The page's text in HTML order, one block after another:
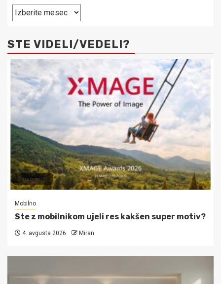
Pretekle
objave
STE VIDELI/VEDELI?
3 min read
Mobilno
Ste z mobilnikom ujeli res kakšen super motiv?
4. avgusta 2026 Miran